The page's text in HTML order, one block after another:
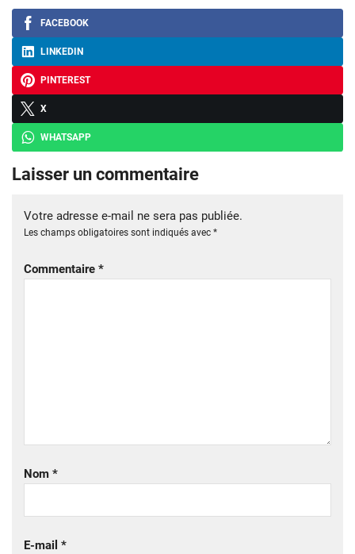
FACEBOOK
LINKEDIN
PINTEREST
X
WHATSAPP
Laisser un commentaire
Votre adresse e-mail ne sera pas publiée.
Les champs obligatoires sont indiqués avec *
Commentaire *
Nom *
E-mail *